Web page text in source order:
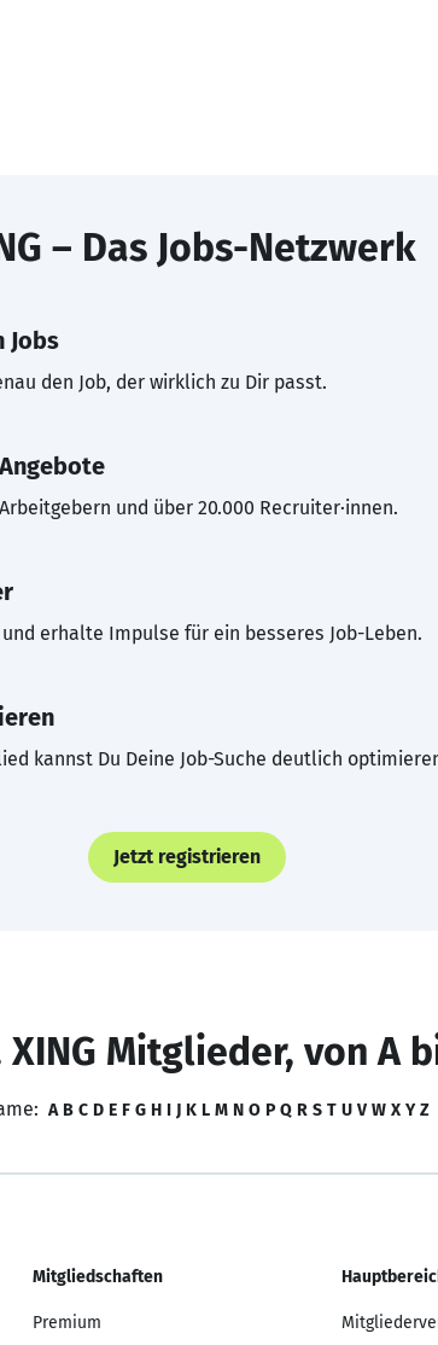
– Das Jobs-Netzwerk
Jobs
den Job, der wirklich zu Dir passt.
und über 20.000 Recruiter·innen.
erhalte Impulse für ein besseres Job-Leben.
kannst Du Deine Job-Suche deutlich
Jetzt registrieren
XING Mitglieder, von A
A B C D E F G H I J K L M N O P Q R S T U V W X Y Z
Mitgliedschaften
Premium